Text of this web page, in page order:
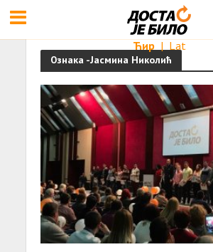
Ћир | Lat
Ознака -Јасмина Николић